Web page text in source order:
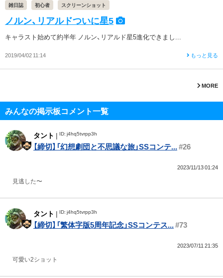
雑日誌 初心者 スクリーンショット
ノルン、リアルドついに星5
キャラスト始めて約半年 ノルン、リアルド星5進化できまし...
2019/04/02 11:14 もっと見る
MORE
みんなの掲示板コメント一覧
タント | ID: j4hq5tvrpp3h
【締切】「幻想劇団と不思議な旅」SSコンテ...#26
2023/11/13 01:24
見逃した〜
タント | ID: j4hq5tvrpp3h
【締切】「繁体字版5周年記念」SSコンテス...#73
2023/07/11 21:35
可愛い2ショット